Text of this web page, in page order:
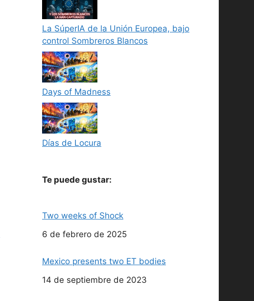
La SúperIA de la Unión Europea, bajo
control Sombreros Blancos
Days of Madness
Días de Locura
Te puede gustar:
Two weeks of Shock
Fecha
6 de febrero de 2025
Mexico presents two ET bodies
Fecha
14 de septiembre de 2023